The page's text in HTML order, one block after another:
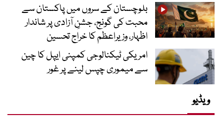
بلوچستان کے سروں میں پاکستان سے
محبت کی گونج، جشنِ آزادی پر شاندار
اظہار، وزیراعظم کا خراج تحسین
امریکی ٹیکنالوجی کمپنی ایپل کا چین
سے میموری چپس لینے پر غور
ویڈیو